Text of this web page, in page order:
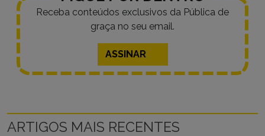
Receba conteúdos exclusivos da Pública de
graça no seu email.
ASSINAR
ARTIGOS MAIS RECENTES